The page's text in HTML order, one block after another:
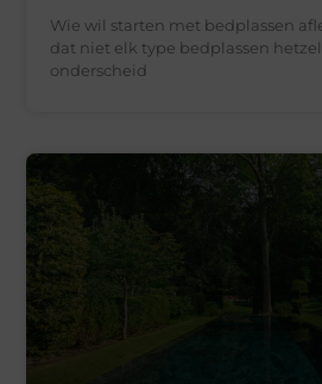
Wie wil starten met bedplassen
dat niet elk type bedplassen
onderscheid